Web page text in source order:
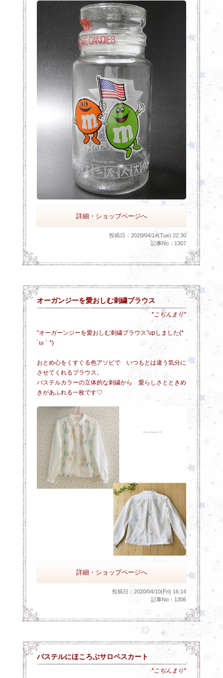
詳細・ショップページへ
投稿日：2020/04/14(Tue) 22:30
記事No：1307
オーガンジーを愛おしむ刺繍ブラウス
*こぢんまり*
“オーガーンジーを愛おしむ刺繍ブラウス”upしました(*
´ω｀*)
おとめ心をくすぐる色アソビで いつもとは違う気分に
させてくれるブラウス。
パステルカラーの立体的な刺繍から 愛らしさとときめ
きがあふれる一枚です♡
詳細・ショップページへ
投稿日：2020/04/10(Fri) 16:14
記事No：1306
パステルにほころぶサロペスカート
*こぢんまり*